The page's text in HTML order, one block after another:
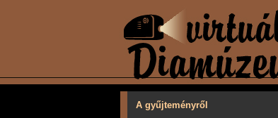
A gyűjteményről